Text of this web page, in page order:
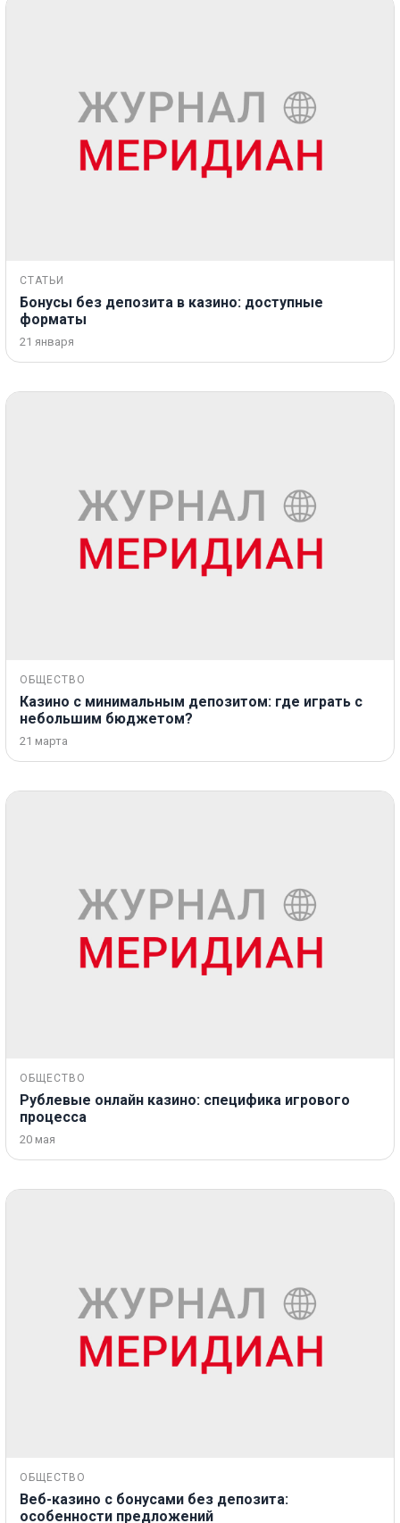
СТАТЬИ
Бонусы без депозита в казино: доступные
форматы
21 января
ОБЩЕСТВО
Казино с минимальным депозитом: где играть с
небольшим бюджетом?
21 марта
ОБЩЕСТВО
Рублевые онлайн казино: специфика игрового
процесса
20 мая
ОБЩЕСТВО
Веб-казино с бонусами без депозита:
особенности предложений